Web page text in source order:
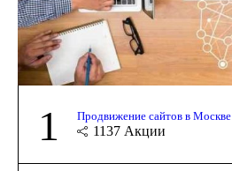
1 Продвижение сайтов в Москве
1137 Акции